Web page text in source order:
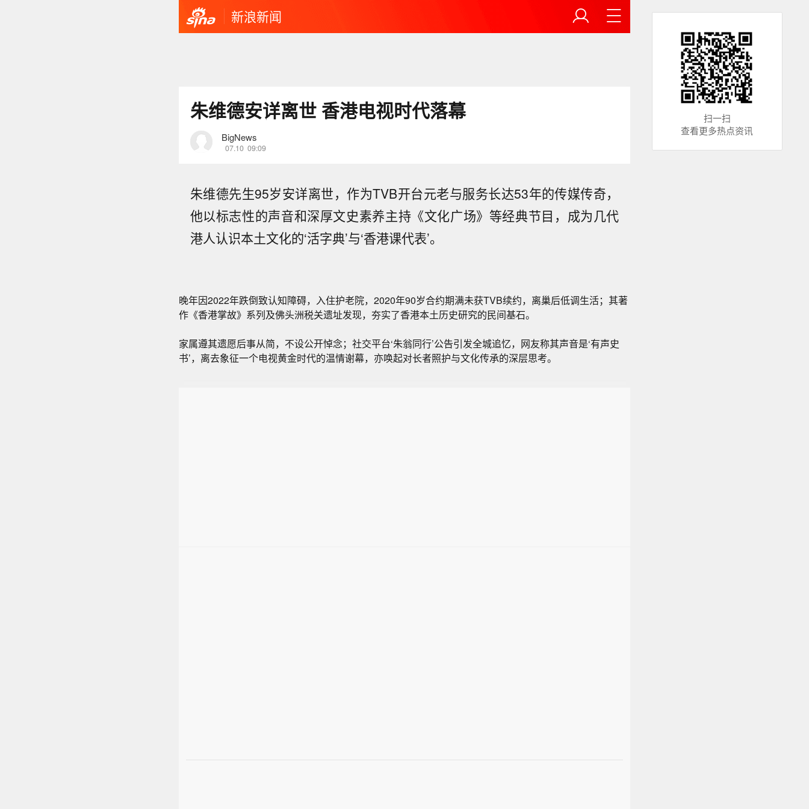
新浪新闻
朱维德安详离世 香港电视时代落幕
BigNews
07.10 09:09
朱维德先生95岁安详离世，作为TVB开台元老与服务长达53年的传媒传奇，
他以标志性的声音和深厚文史素养主持《文化广场》等经典节目，成为几代
港人认识本土文化的‘活字典’与‘香港课代表’。
晚年因2022年跌倒致认知障碍，入住护老院，2020年90岁合约期满未获TVB续约，离巢后低调生活；其著
作《香港掌故》系列及佛头洲税关遗址发现，夯实了香港本土历史研究的民间基石。
家属遵其遗愿后事从简，不设公开悼念；社交平台‘朱翁同行’公告引发全城追忆，网友称其声音是‘有声史
书’，离去象征一个电视黄金时代的温情谢幕，亦唤起对长者照护与文化传承的深层思考。
扫一扫
查看更多热点资讯